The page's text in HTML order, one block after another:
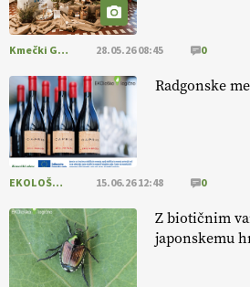
[EKOloško = LOGIČNO ] Mladi
kmetijstva in uspešno prenovo kmetij
.
https://t.co/RRn8unbwXp @EUAgri #IMCAP
https://t.co/mnLHFv2VuP
[EKOloško = LOGIČNO ]
Ekološka
, okolje
in kakovostna jajca . VEČ
@EUAgri #IMCAP #CAP https://t.co/
Kmečki Glas 28.05.26 08:45 0
Radgonske
EKOLOŠKO LOGIČNO 15.06.26 12:48 0
Z biotičnim
japonskemu